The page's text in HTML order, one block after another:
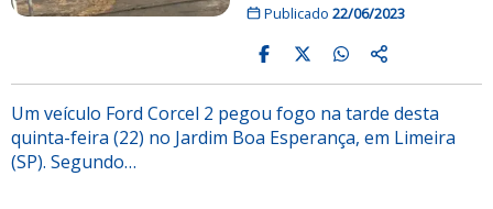
Publicado 22/06/2023
Um veículo Ford Corcel 2 pegou fogo na tarde desta
quinta-feira (22) no Jardim Boa Esperança, em Limeira
(SP). Segundo…